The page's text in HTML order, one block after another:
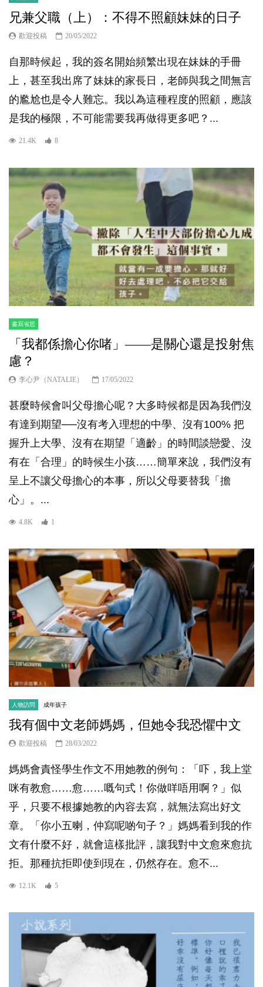
兄兼父職（上）：不得不照顧妹妹的日子
歡迎投稿 20/05/2022
自那時候起，我的簽名開始頻繁出現在妹妹的手冊
上，甚至我出席了妹妹的家長日，老師與我之間無言
的尷尬也是令人難忘。我以為這種程度的照顧，應該
是我的極限，不可能需要我再做得更多吧？...
21.4K 8
書寫省思
「我都係擔心你啫」——是關心還是投射焦
慮？
李心尹（NATALIE） 17/05/2022
甚麼時候會叫父母擔心呢？大多時候都是因為我們沒
有達到期望──沒有考入理想的中學、沒有100% 把
握升上大學、沒有在期望「適齡」的時間談戀愛、沒
有在「合理」的時候生小孩……簡單來說，我們沒有
呈上不讓父母擔心的本事，所以父母要替我「擔
心」。...
4.8K 1
人物訪問 成年孩子
我有個中文老師媽媽，但她令我恐懼中文
歡迎投稿 28/03/2022
媽媽會責怪學生作文不用她教的例句：「吓，我上堂
咪有教愈……愈……嘅句式！你做咩唔用啊？」似
乎，只要不根據她教的內容去寫，就無法寫出好文
章。「你小五喇，仲寫呢啲句子？」媽媽看到我的作
文有什麼不好，就會這樣批評，讓我對中文愈來愈抗
拒。那種抗拒即使到現在，仍然存在。愈不...
12.1K 5